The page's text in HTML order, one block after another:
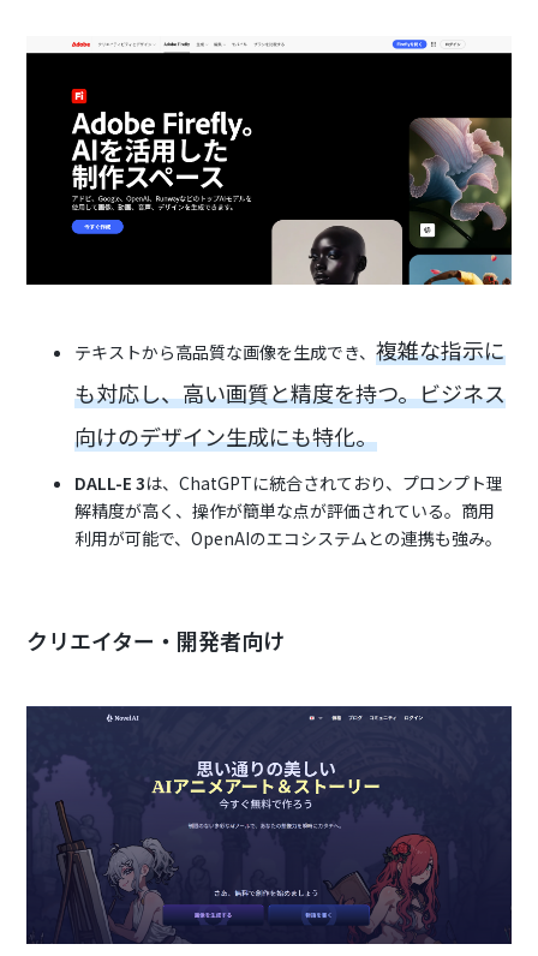
テキストから高品質な画像を生成でき、複雑な指示に
も対応し、高い画質と精度を持つ。ビジネス
向けのデザイン生成にも特化。
DALL-E 3は、ChatGPTに統合されており、プロンプト理
解精度が高く、操作が簡単な点が評価されている。商用
利用が可能で、OpenAIのエコシステムとの連携も強み。
クリエイター・開発者向け